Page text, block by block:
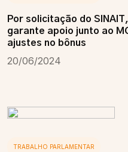
Por solicitação do
garante apoio junto ao
ajustes no bônus
20/06/2024
TRABALHO PARLAMENTAR